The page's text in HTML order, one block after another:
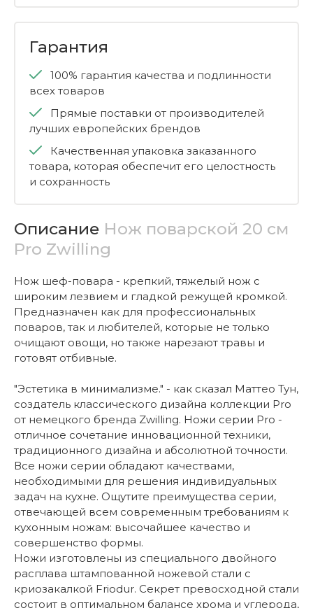
Гарантия
100% гарантия качества и подлинности
всех товаров
Прямые поставки от производителей
лучших европейских брендов
Качественная упаковка заказанного
товара, которая обеспечит его целостность
и сохранность
Описание Нож поварской 20 см
Pro Zwilling
Нож шеф-повара - крепкий, тяжелый нож с
широким лезвием и гладкой режущей кромкой.
Предназначен как для профессиональных
поваров, так и любителей, которые не только
очищают овощи, но также нарезают травы и
готовят отбивные.
"Эстетика в минимализме." - как сказал Маттео Тун,
создатель классического дизайна коллекции Pro
от немецкого бренда Zwilling. Ножи серии Pro -
отличное сочетание инновационной техники,
традиционного дизайна и абсолютной точности.
Все ножи серии обладают качествами,
необходимыми для решения индивидуальных
задач на кухне. Ощутите преимущества серии,
отвечающей всем современным требованиям к
кухонным ножам: высочайшее качество и
совершенство формы.
Ножи изготовлены из специального двойного
расплава штампованной ножевой стали с
криозакалкой Friodur. Секрет превосходной стали
состоит в оптимальном балансе хрома и углерода,